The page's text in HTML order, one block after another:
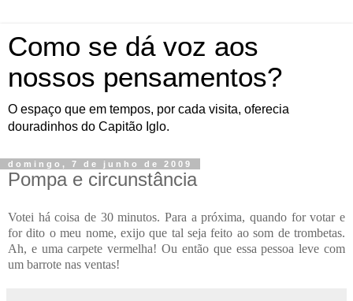
Como se dá voz aos
nossos pensamentos?
O espaço que em tempos, por cada visita, oferecia
douradinhos do Capitão Iglo.
domingo, 7 de junho de 2009
Pompa e circunstância
Votei há coisa de 30 minutos. Para a próxima, quando for votar e
for dito o meu nome, exijo que tal seja feito ao som de trombetas.
Ah, e uma carpete vermelha! Ou então que essa pessoa leve com
um barrote nas ventas!